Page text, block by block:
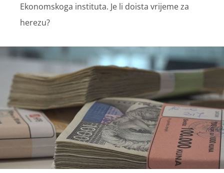
Ekonomskoga instituta. Je li doista vrijeme za
herezu?